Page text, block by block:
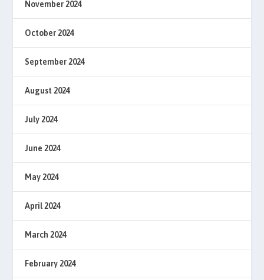
November 2024
October 2024
September 2024
August 2024
July 2024
June 2024
May 2024
April 2024
March 2024
February 2024